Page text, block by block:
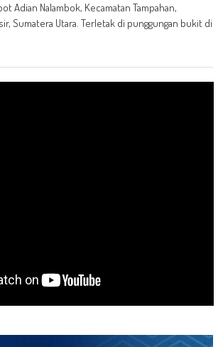
Adian Nalambok, Kecamatan Tampahan,
Sumatera Utara. Terletak di punggungan bukit di